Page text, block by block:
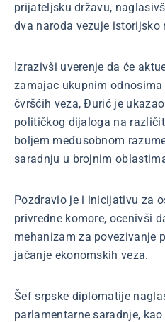
prijateljsku državu,
dva naroda vezuje istorijsko
Izrazivši uverenje da će
zamajac ukupnim
čvršćih veza, Đurić je
političkog dijaloga na
boljem međusobnom
saradnju u brojnim
Pozdravio je i inicijativu za
privredne komore, ocenivši
mehanizam za povezivanje
jačanje ekonomskih veza.
Šef srpske diplomatije
parlamentarne saradnje,